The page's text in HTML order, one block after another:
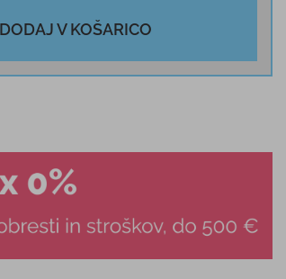
DODAJ V KOŠARICO